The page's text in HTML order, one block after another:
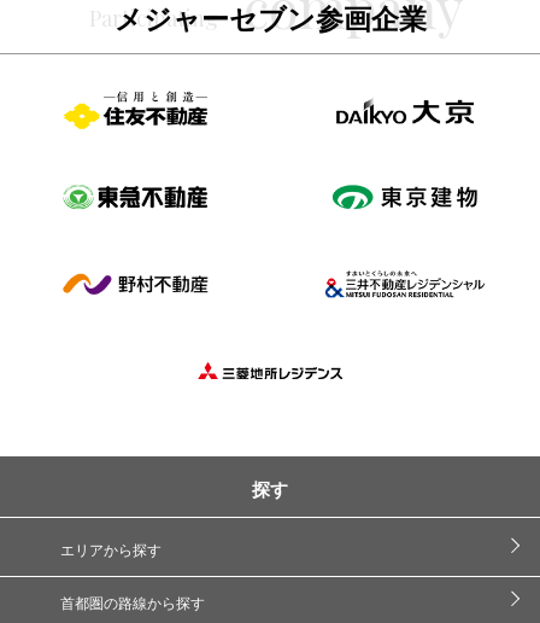
メジャーセブン参画企業
探す
エリアから探す
首都圏の路線から探す